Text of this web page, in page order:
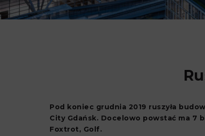
Pod koniec grudnia 2019 ruszyła
City Gdańsk. Docelowo powstać ma 7
Foxtrot, Golf.